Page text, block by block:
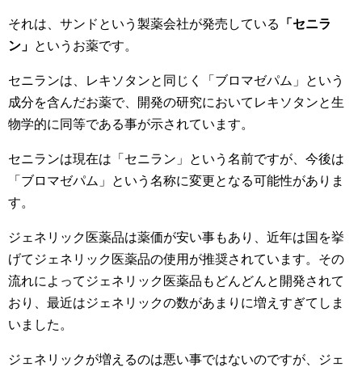
それは、サンドという製薬会社が発売している
「セニラ
ン」 というお薬です。
セニランは、レキソタンと同じく「ブロマゼパム」という
成分を含んだお薬で、開発の研究においてレキソタンと生
物学的に同等である事が示されています。
セニランは現在は「セニラン」という名前ですが、今後は
「ブロマゼパム」という名称に変更となる可能性がありま
す。
ジェネリック医薬品は薬価が安い事もあり、近年は国を挙
げてジェネリック医薬品の使用が推奨されています。その
流れによってジェネリック医薬品もどんどんと開発されて
おり、最近はジェネリックの数があまりに増えすぎてしま
いました。
ジェネリックが増えるのは悪い事ではないのですが、ジェ